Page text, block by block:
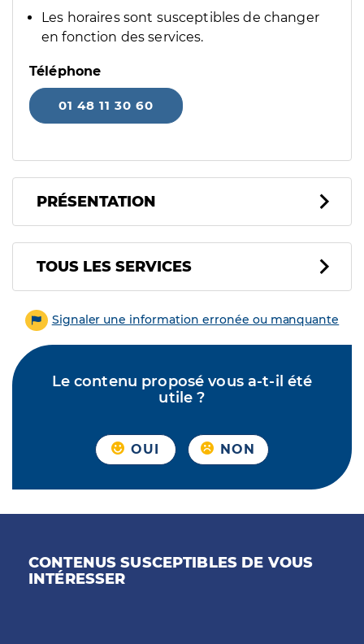
Les horaires sont susceptibles de changer
en fonction des services.
Téléphone
01 48 11 30 60
PRÉSENTATION
Tous les services
TOUS LES SERVICES
Signaler une information erronée ou manquante
Le contenu proposé vous a-t-il été
utile ?
OUI NON
CONTENUS SUSCEPTIBLES DE VOUS
INTÉRESSER